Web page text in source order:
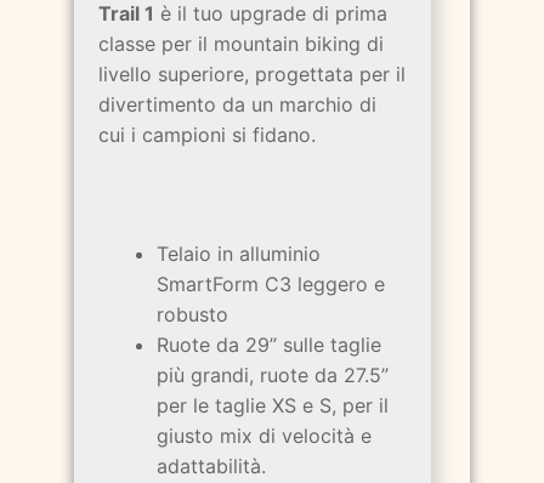
Trail 1 è il tuo upgrade di prima
classe per il mountain biking di
livello superiore, progettata per il
divertimento da un marchio di
cui i campioni si fidano.
Telaio in alluminio
SmartForm C3 leggero e
robusto
Ruote da 29” sulle taglie
più grandi, ruote da 27.5”
per le taglie XS e S, per il
giusto mix di velocità e
adattabilità.